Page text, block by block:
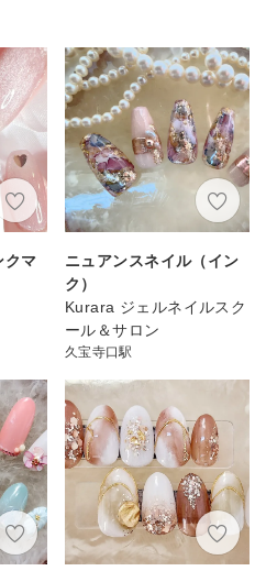
クマ
ニュアンスネイル（イン
ク）
Kurara ジェルネイルスク
ール＆サロン
久宝寺口駅